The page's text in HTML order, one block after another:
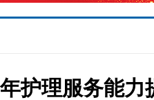
护理服务能